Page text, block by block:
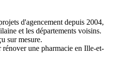
d'agencement depuis 2004,
et les départements voisins.
sur mesure.
une pharmacie en Ille-et-